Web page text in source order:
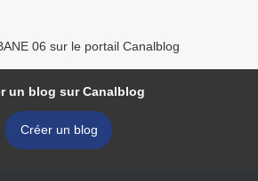
06 sur le portail Canalblog
un blog sur Canalblog
Créer un blog